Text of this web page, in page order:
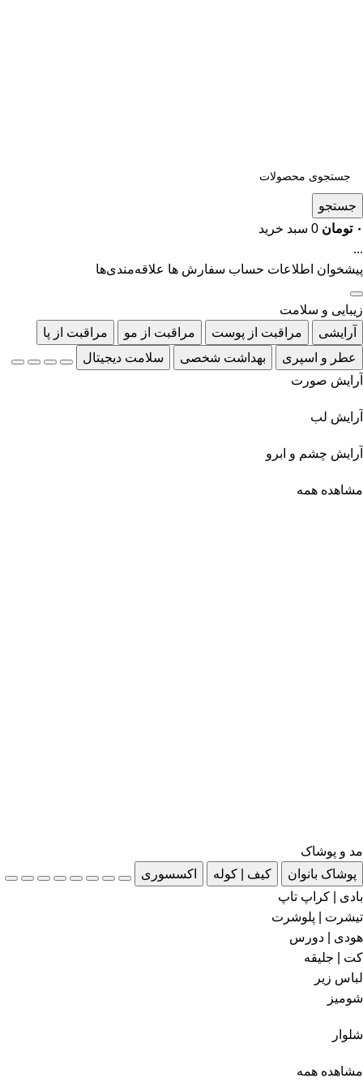
جستجو
۰ تومان 0 سبد خرید
...
پیشخوان اطلاعات حساب سفارش ها علاقه‌مندی‌ها
زیبایی و سلامت
آرایشی
مراقبت از پوست مراقبت از مو
مراقبت از پا
عطر و اسپری
بهداشت شخصی
سلامت دیجیتال
آرایش صورت
آرایش لب
آرایش چشم و ابرو
مشاهده همه
مد و پوشاک
پوشاک بانوان
کیف | کوله
اکسسوری
بادی | کراپ تاپ
تیشرت | پلوشرت
هودی | دورس
کت | جلیقه
لباس زیر
شومیز
شلوار
مشاهده همه